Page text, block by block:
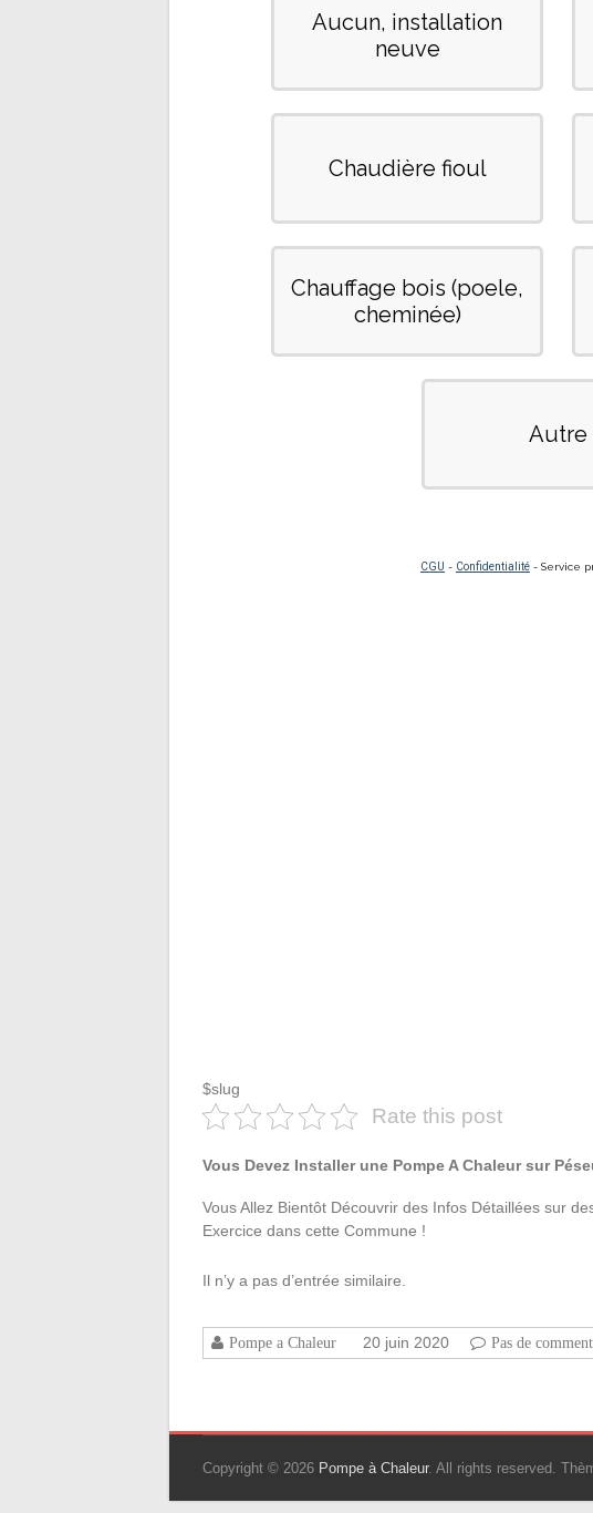
$slug
Rate this post
Vous Devez Installer une Pompe A Chaleur sur
Vous Allez Bientôt Découvrir des Infos Détaillées sur
Exercice dans cette Commune !
Il n’y a pas d’entrée similaire.
Pompe a Chaleur 20 juin 2020 Pas de
Copyright © 2026 Pompe à Chaleur. All rights reserved.